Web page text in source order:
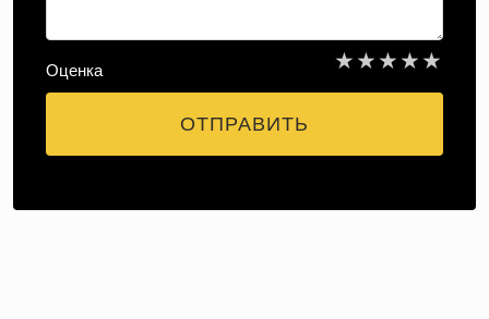
Оценка ★
★
★
★
★
ОТПРАВИТЬ